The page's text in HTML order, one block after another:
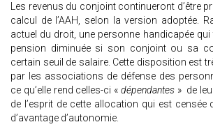
Les revenus du conjoint continueront d’être
calcul de l’AAH, selon la version adoptée.
actuel du droit, une personne handicapée qui
pension diminuée si son conjoint ou sa
certain seuil de salaire. Cette disposition est
par les associations de défense des
ce qu’elle rend celles-ci « dépendantes » de
de l’esprit de cette allocation qui est censée
d’avantage d’autonomie.